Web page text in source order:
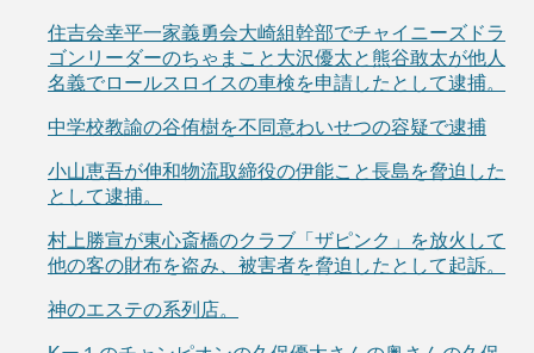
住吉会幸平一家義勇会大崎組幹部でチャイニーズドラ
ゴンリーダーのちゃまこと大沢優太と熊谷敢太が他人
名義でロールスロイスの車検を申請したとして逮捕。
中学校教諭の谷侑樹を不同意わいせつの容疑で逮捕
小山恵吾が伸和物流取締役の伊能こと長島を脅迫した
として逮捕。
村上勝宣が東心斎橋のクラブ「ザピンク」を放火して
他の客の財布を盗み、被害者を脅迫したとして起訴。
神のエステの系列店。